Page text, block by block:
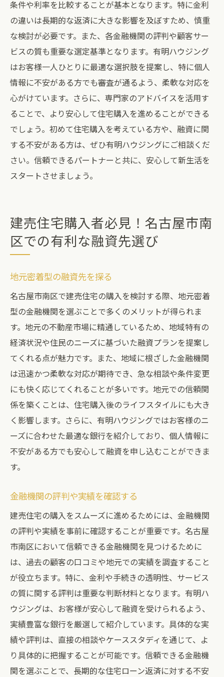
条件や利率を比較することが基本となります。特に金利
の違いは長期的な返済に大きな影響を及ぼすため、慎重
な検討が必要です。また、各金融機関の評判や顧客サー
ビスの質も重要な選定基準となります。有明ハウジング
はお客様一人ひとりに最適な選択肢を提案し、特に個人
情報に不安がある方でも審査が通るよう、柔軟な対応を
心がけています。さらに、専門家のアドバイスを活用す
ることで、より安心して住宅購入を進めることができる
でしょう。初めて住宅購入を考えている方や、融資に関
する不安がある方は、ぜひ有明ハウジングにご相談くだ
さい。信頼できるパートナーと共に、安心して新生活を
スタートさせましょう。
建売住宅購入者必見！名古屋市南
区での有利な融資先選び
地元密着型の融資先を探る
名古屋市南区で建売住宅の購入を検討する際、地元密着
型の金融機関を選ぶことで多くのメリットが得られま
す。地元の不動産市場に精通しているため、地域特有の
経済状況や住民のニーズに基づいた融資プランを提案し
てくれる点が魅力です。また、地域に根ざした金融機関
は迅速かつ柔軟な対応が期待でき、急な相談や条件変更
にも快く応じてくれることが多いです。地元での信頼関
係を築くことは、住宅購入後のライフスタイルにも大き
く影響します。さらに、有明ハウジングではお客様のニ
ーズに合わせた最適な銀行を紹介しており、個人情報に
不安がある方でも安心して融資を申し込むことができま
す。
金融機関の評判や実績を確認する
建売住宅の購入をスムーズに進めるためには、金融機関
の評判や実績を事前に確認することが重要です。名古屋
市南区において信頼できる金融機関を見つけるために
は、過去の顧客の口コミや地元での実績を調査すること
が役立ちます。特に、金利や手続きの透明性、サービス
の質に関する評判は重要な判断材料となります。有明ハ
ウジングは、お客様が安心して融資を受けられるよう、
実績豊富な銀行を厳選して紹介しています。具体的な実
績や評判は、直接の相談やケーススタディを通じて、よ
り具体的に把握することが可能です。信頼できる金融機
関を選ぶことで、長期的な住宅ローン返済に対する不安